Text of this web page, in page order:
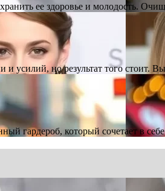
ее здоровье и молодость.
и усилий, но результат того
гардероб, который сочетает в